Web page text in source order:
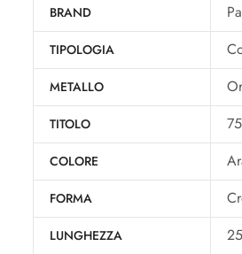
BRAND
TIPOLOGIA
METALLO
TITOLO
COLORE
FORMA
LUNGHEZZA